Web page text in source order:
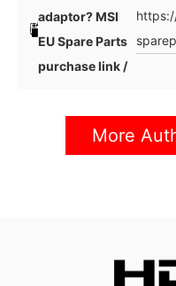
adaptor? MSI
EU Spare Parts
purchase link /
More